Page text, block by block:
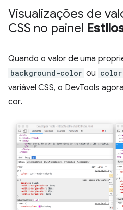
Visualizações de
CSS no painel
Quando o valor de uma
background-color ou color
variável CSS, o DevTools
cor.